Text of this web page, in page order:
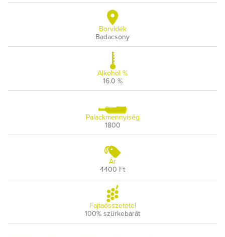
Borvidék
Badacsony
Alkohol %
16.0 %
Palackmennyiség
1800
Ár
4400 Ft
Fajtaösszetétel
100% szürkebarát